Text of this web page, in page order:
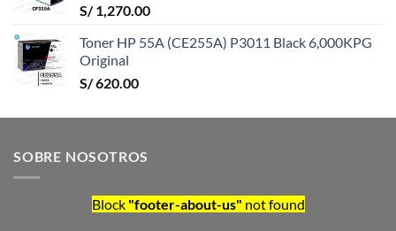
S/1,270.00
Toner HP 55A (CE255A) P3011 Black 6,000KPG
Original
S/620.00
SOBRE NOSOTROS
Block "footer-about-us" not found